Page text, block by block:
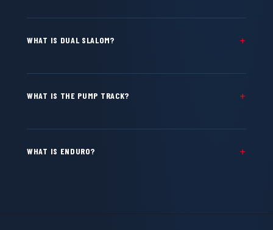
WHAT IS DUAL SLALOM?
WHAT IS THE PUMP TRACK?
WHAT IS ENDURO?